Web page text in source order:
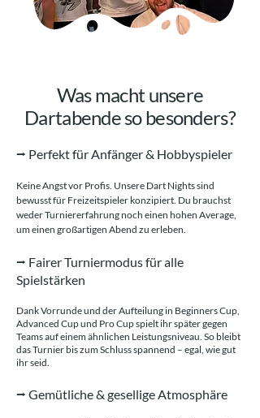
Was macht unsere
Dartabende so besonders?
⭢ Perfekt für Anfänger & Hobbyspieler​
Keine Angst vor Profis. Unsere Dart Nights sind
bewusst für Freizeitspieler konzipiert. Du brauchst
weder Turniererfahrung noch einen hohen Average,
um einen großartigen Abend zu erleben.
​⭢ Fairer Turniermodus für alle
Spielstärken
Dank Vorrunde und der Aufteilung in Beginners Cup,
Advanced Cup und Pro Cup spielt ihr später gegen
Teams auf einem ähnlichen Leistungsniveau. So bleibt
das Turnier bis zum Schluss spannend – egal, wie gut
ihr seid.
​⭢ Gemütliche & gesellige Atmosphäre